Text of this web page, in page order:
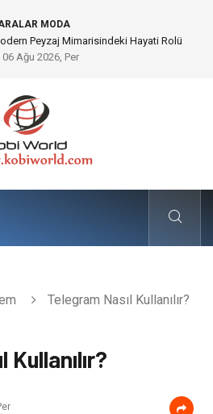
MODA
Kesintisiz ve Güvenli Lojistik Çözümleri
06 Ağu 2026, Per
Telegram Nasıl Kullanılır?
Kullanılır?